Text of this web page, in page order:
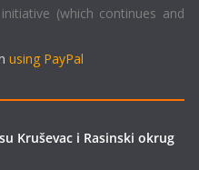
(which continues and
using PayPal
Kruševac i Rasinski okrug